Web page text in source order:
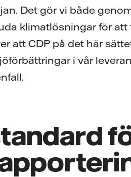
Det gör vi både
klimatlösningar för
att CDP på det här
i vår